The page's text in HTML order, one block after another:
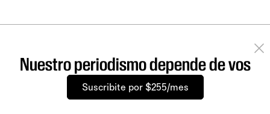
Nuestro periodismo depende de vos
Suscribite por $255/mes